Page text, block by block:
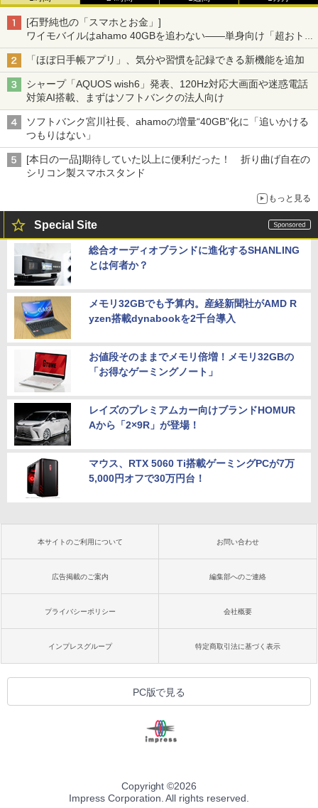
[石野純也の「スマホとお金」]
ワイモバイルはahamo 40GBを追わない――単身向け「超おトク
割」の安さと1年限定の注意点
「ほぼ日手帳アプリ」、気分や習慣を記録できる新機能を追加
シャープ「AQUOS wish6」発表、120Hz対応大画面や迷惑電話
対策AI搭載、まずはソフトバンクの法人向け
ソフトバンク宮川社長、ahamoの増量“40GB”化に「追いかける
つもりはない」
[本日の一品]期待していた以上に便利だった！ 折り曲げ自在の
シリコン製スマホスタンド
もっと見る
Special Site
総合オーディオブランドに進化するSHANLING
とは何者か？
メモリ32GBでも予算内。産経新聞社がAMD R
yzen搭載dynabookを2千台導入
お値段そのままでメモリ倍増！メモリ32GBの
「お得なゲーミングノート」
レイズのプレミアムカー向けブランドHOMUR
Aから「2×9R」が登場！
マウス、RTX 5060 Ti搭載ゲーミングPCが7万
5,000円オフで30万円台！
本サイトのご利用について お問い合わせ
広告掲載のご案内 編集部へのご連絡
プライバシーポリシー 会社概要
インプレスグループ 特定商取引法に基づく表示
PC版で見る
Copyright ©2026
Impress Corporation. All rights reserved.